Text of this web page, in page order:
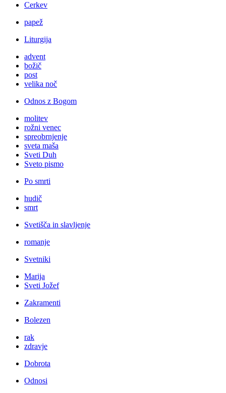
Cerkev
papež
Liturgija
advent
božič
post
velika noč
Odnos z Bogom
molitev
rožni venec
spreobrnjenje
sveta maša
Sveti Duh
Sveto pismo
Po smrti
hudič
smrt
Svetišča in slavljenje
romanje
Svetniki
Marija
Sveti Jožef
Zakramenti
Bolezen
rak
zdravje
Dobrota
Odnosi